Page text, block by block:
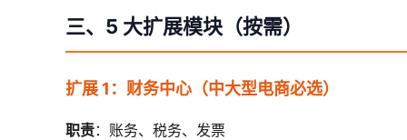
三、5 大扩展模块（按需）
扩展 1：财务中心（中大型电商必选）
职责：账务、税务、发票